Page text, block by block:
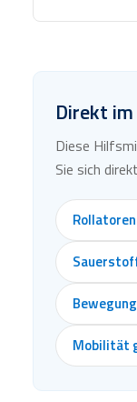
Direkt
Diese
Sie sich
Rollatoren
Mobilität